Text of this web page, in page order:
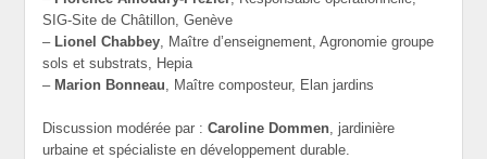
SIG-Site de Châtillon, Genève
– Lionel Chabbey, Maître d’enseignement, Agronomie groupe
sols et substrats, Hepia
– Marion Bonneau, Maître composteur, Elan jardins
Discussion modérée par :Caroline Dommen, jardinière
urbaine et spécialiste en développement durable.